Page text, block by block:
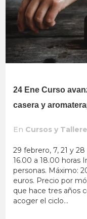
24 Ene Curso
casera y
En Cursos y
29 febrero, 7, 21 y
16.00 a 18.00 horas
personas. Máximo:
euros. Precio por
que hace tres años
acoger el ciclo...